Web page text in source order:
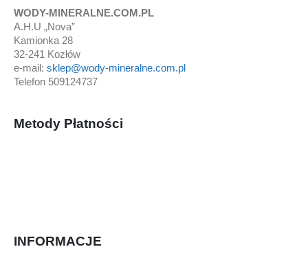
WODY-MINERALNE.COM.PL
A.H.U „Nova”
Kamionka 28
32-241 Kozłów
e-mail: sklep@wody-mineralne.com.pl
Telefon 509124737
Metody Płatności
INFORMACJE